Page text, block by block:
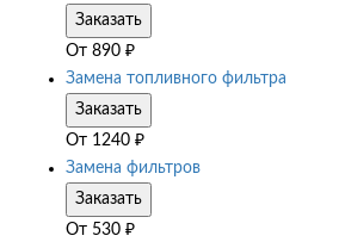
Заказать
От 890 ₽
Замена топливного фильтра
Заказать
От 1240 ₽
Замена фильтров
Заказать
От 530 ₽